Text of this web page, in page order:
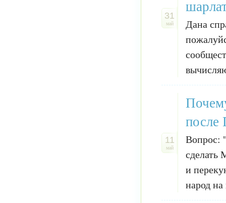
31
май
Дана
11
май
после
Вопрос:
сделать
и
народ на